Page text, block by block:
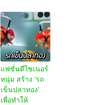
แฟชั่นดีไซเนอร์
หนุ่ม สร้าง ‘รถ
เข็นปลาทอง’
เพื่อทำให้